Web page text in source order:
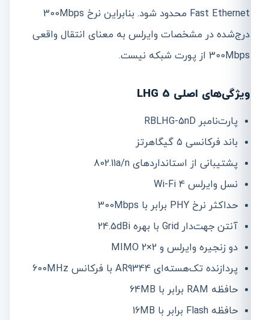
Fast Ethernet محدود شود. بنابراین نرخ 300Mbps
درج‌شده در مشخصات وایرلس به معنای انتقال واقعی
300Mbps از پورت شبکه نیست.
ویژگی‌های اصلی LHG 5
پارت‌نامبر RBLHG-5nD
باند فرکانسی ۵ گیگاهرتز
پشتیبانی از استانداردهای 802.11a/n
نسل وایرلس Wi-Fi 4
حداکثر نرخ PHY برابر با 300Mbps
آنتن جهت‌دار Grid با بهره 24.5dBi
دو زنجیره وایرلس و 2×2 MIMO
پردازنده تک‌هسته‌ای AR9344 با فرکانس 600MHz
حافظه RAM برابر با 64MB
حافظه Flash برابر با 16MB